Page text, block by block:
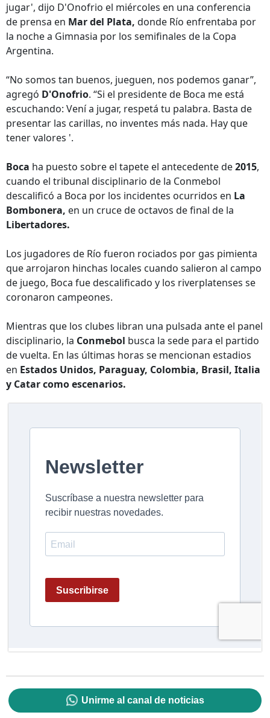
jugar', dijo D'Onofrio el miércoles en una conferencia
de prensa en Mar del Plata, donde Río enfrentaba por
la noche a Gimnasia por los semifinales de la Copa
Argentina.
“No somos tan buenos, jueguen, nos podemos ganar”,
agregó D'Onofrio. “Si el presidente de Boca me está
escuchando: Vení a jugar, respetá tu palabra. Basta de
presentar las carillas, no inventes más nada. Hay que
tener valores '.
Boca ha puesto sobre el tapete el antecedente de2015,
cuando el tribunal disciplinario de la Conmebol
descalificó a Boca por los incidentes ocurridos en La
Bombonera, en un cruce de octavos de final de la
Libertadores.
Los jugadores de Río fueron rociados por gas pimienta
que arrojaron hinchas locales cuando salieron al campo
de juego, Boca fue descalificado y los riverplatenses se
coronaron campeones.
Mientras que los clubes libran una pulsada ante el panel
disciplinario, la Conmebol busca la sede para el partido
de vuelta. En las últimas horas se mencionan estadios
en Estados Unidos, Paraguay, Colombia, Brasil, Italia
y Catar como escenarios.
Unirme al canal de noticias